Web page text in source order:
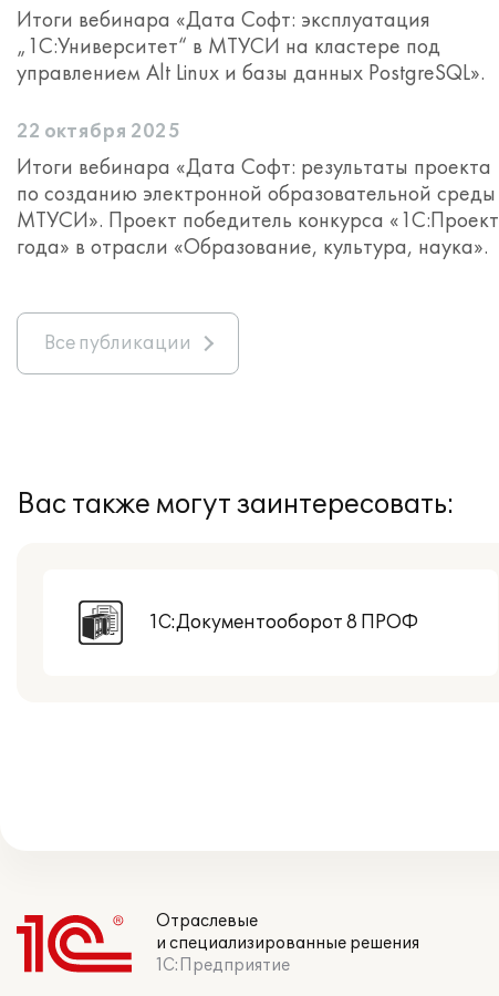
Итоги вебинара «Дата Софт: эксплуатация
„1С:Университет“ в МТУСИ на кластере под
управлением Alt Linux и базы данных PostgreSQL».
22 октября 2025
Итоги вебинара «Дата Софт: результаты проекта
по созданию электронной образовательной среды
МТУСИ». Проект победитель конкурса «1С:Проект
года» в отрасли «Образование, культура, наука».
Все публикации
Вас также могут заинтересовать:
1С:Документооборот 8 ПРОФ
Отраслевые
и специализированные решения
1С:Предприятие